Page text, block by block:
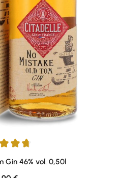
stars
Gin 46% vol. 0,50l